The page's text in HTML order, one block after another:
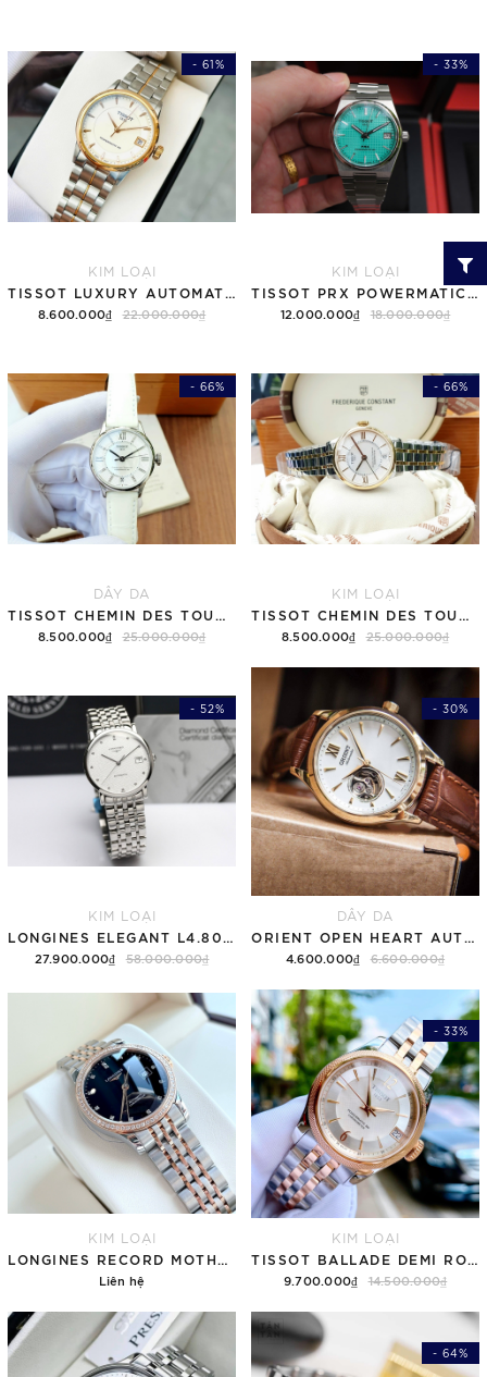
- 61%
KIM LOẠI
8.600.000₫ 22.000.000₫
- 33%
KIM LOẠI
12.000.000₫ 18.000.000₫
- 66%
DÂY DA
8.500.000₫ 25.000.000₫
- 66%
KIM LOẠI
8.500.000₫ 25.000.000₫
- 52%
KIM LOẠI
27.900.000₫ 58.000.000₫
- 30%
DÂY DA
4.600.000₫ 6.600.000₫
KIM LOẠI
Liên hệ
- 33%
KIM LOẠI
9.700.000₫ 14.500.000₫
- 64%